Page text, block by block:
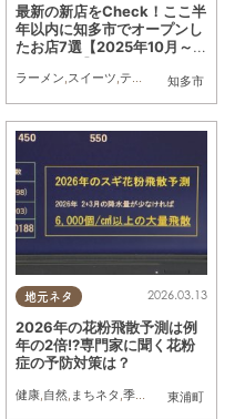
知多市
最新の新店をCheck！ここ半
年以内に知多市でオープンし
たお店7選【2025年10月～2
ラーメン,スイーツ,テイクアウト ,開店
地元ネタ
東浦町
2026.03.13
2026年の花粉飛散予測は例
年の2倍!?専門家に聞く花粉
症の予防対策は？
健康, 自然, まちネタ 季節ネタ